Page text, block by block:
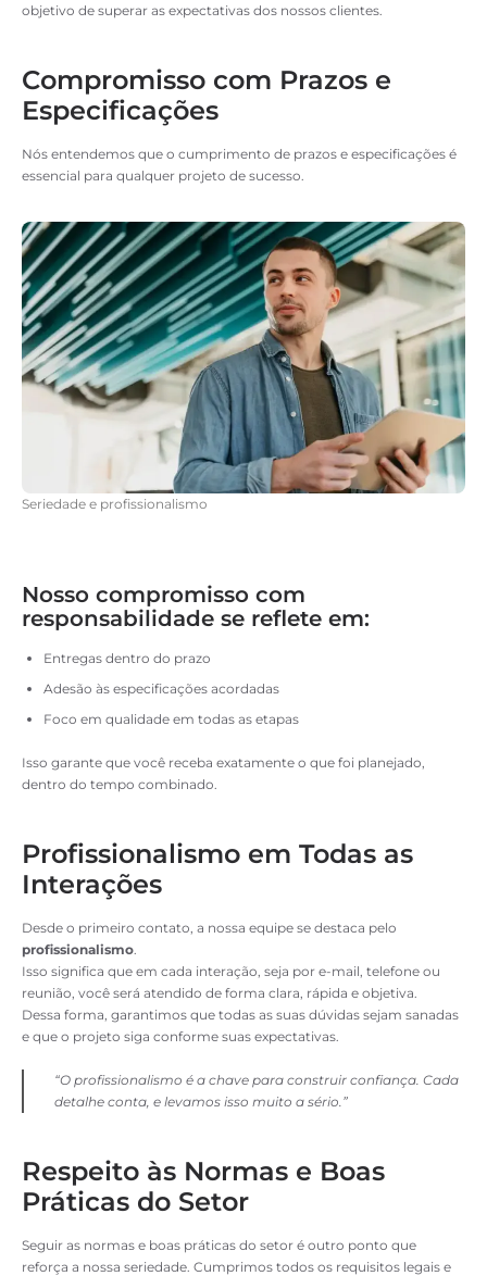
objetivo de superar as expectativas dos nossos clientes.
Compromisso com Prazos e
Especificações
Nós entendemos que o cumprimento de prazos e especificações é
essencial para qualquer projeto de sucesso.
Seriedade e profissionalismo
Nosso compromisso com
responsabilidade se reflete em:
Entregas dentro do prazo
Adesão às especificações acordadas
Foco em qualidade em todas as etapas
Isso garante que você receba exatamente o que foi planejado,
dentro do tempo combinado.
Profissionalismo em Todas as
Interações
Desde o primeiro contato, a nossa equipe se destaca pelo
profissionalismo
Isso significa que em cada interação, seja por e-mail, telefone ou
reunião, você será atendido de forma clara, rápida e objetiva.
Dessa forma, garantimos que todas as suas dúvidas sejam sanadas
e que o projeto siga conforme suas expectativas.
“O profissionalismo é a chave para construir confiança. Cada
detalhe conta, e levamos isso muito a sério.”
Respeito às Normas e Boas
Práticas do Setor
Seguir as normas e boas práticas do setor é outro ponto que
reforça a nossa seriedade. Cumprimos todos os requisitos legais e